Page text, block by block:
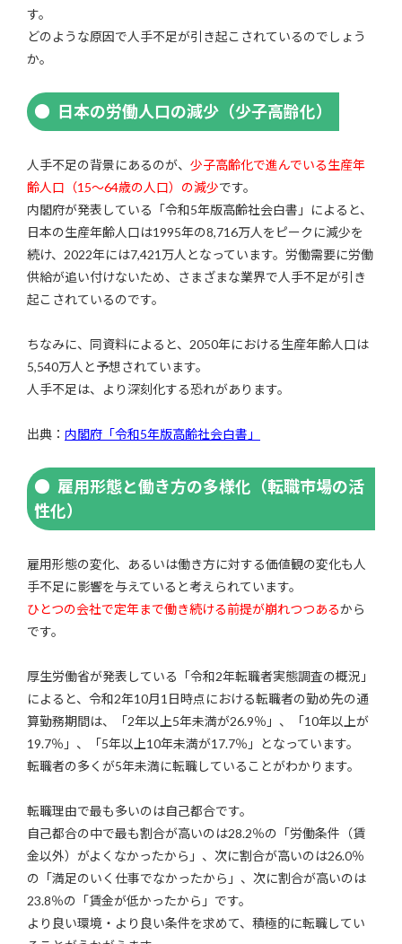
す。
どのような原因で人手不足が引き起こされているのでしょう
か。
日本の労働人口の減少（少子高齢化）
人手不足の背景にあるのが、 少子高齢化で進んでいる生産年
齢人口（15～64歳の人口）の減少です。
内閣府が発表している「令和5年版高齢社会白書」によると、
日本の生産年齢人口は1995年の8,716万人をピークに減少を
続け、2022年には7,421万人となっています。労働需要に労働
供給が追い付けないため、さまざまな業界で人手不足が引き
起こされているのです。
ちなみに、同資料によると、2050年における生産年齢人口は
5,540万人と予想されています。
人手不足は、より深刻化する恐れがあります。
出典： 内閣府「令和5年版高齢社会白書」
雇用形態と働き方の多様化（転職市場の活
性化）
雇用形態の変化、あるいは働き方に対する価値観の変化も人
手不足に影響を与えていると考えられています。
ひとつの会社で定年まで働き続ける前提が崩れつつあるから
です。
厚生労働省が発表している「令和2年転職者実態調査の概況」
によると、令和2年10月1日時点における転職者の勤め先の通
算勤務期間は、「2年以上5年未満が26.9％」、「10年以上が
19.7％」、「5年以上10年未満が17.7％」となっています。
転職者の多くが5年未満に転職していることがわかります。
転職理由で最も多いのは自己都合です。
自己都合の中で最も割合が高いのは28.2％の「労働条件（賃
金以外）がよくなかったから」、次に割合が高いのは26.0％
の「満足のいく仕事でなかったから」、次に割合が高いのは
23.8％の「賃金が低かったから」です。
より良い環境・より良い条件を求めて、積極的に転職してい